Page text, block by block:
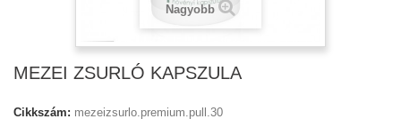
Nagyobb
MEZEI ZSURLÓ KAPSZULA
Cikkszám: mezeizsurlo.premium.pull.30